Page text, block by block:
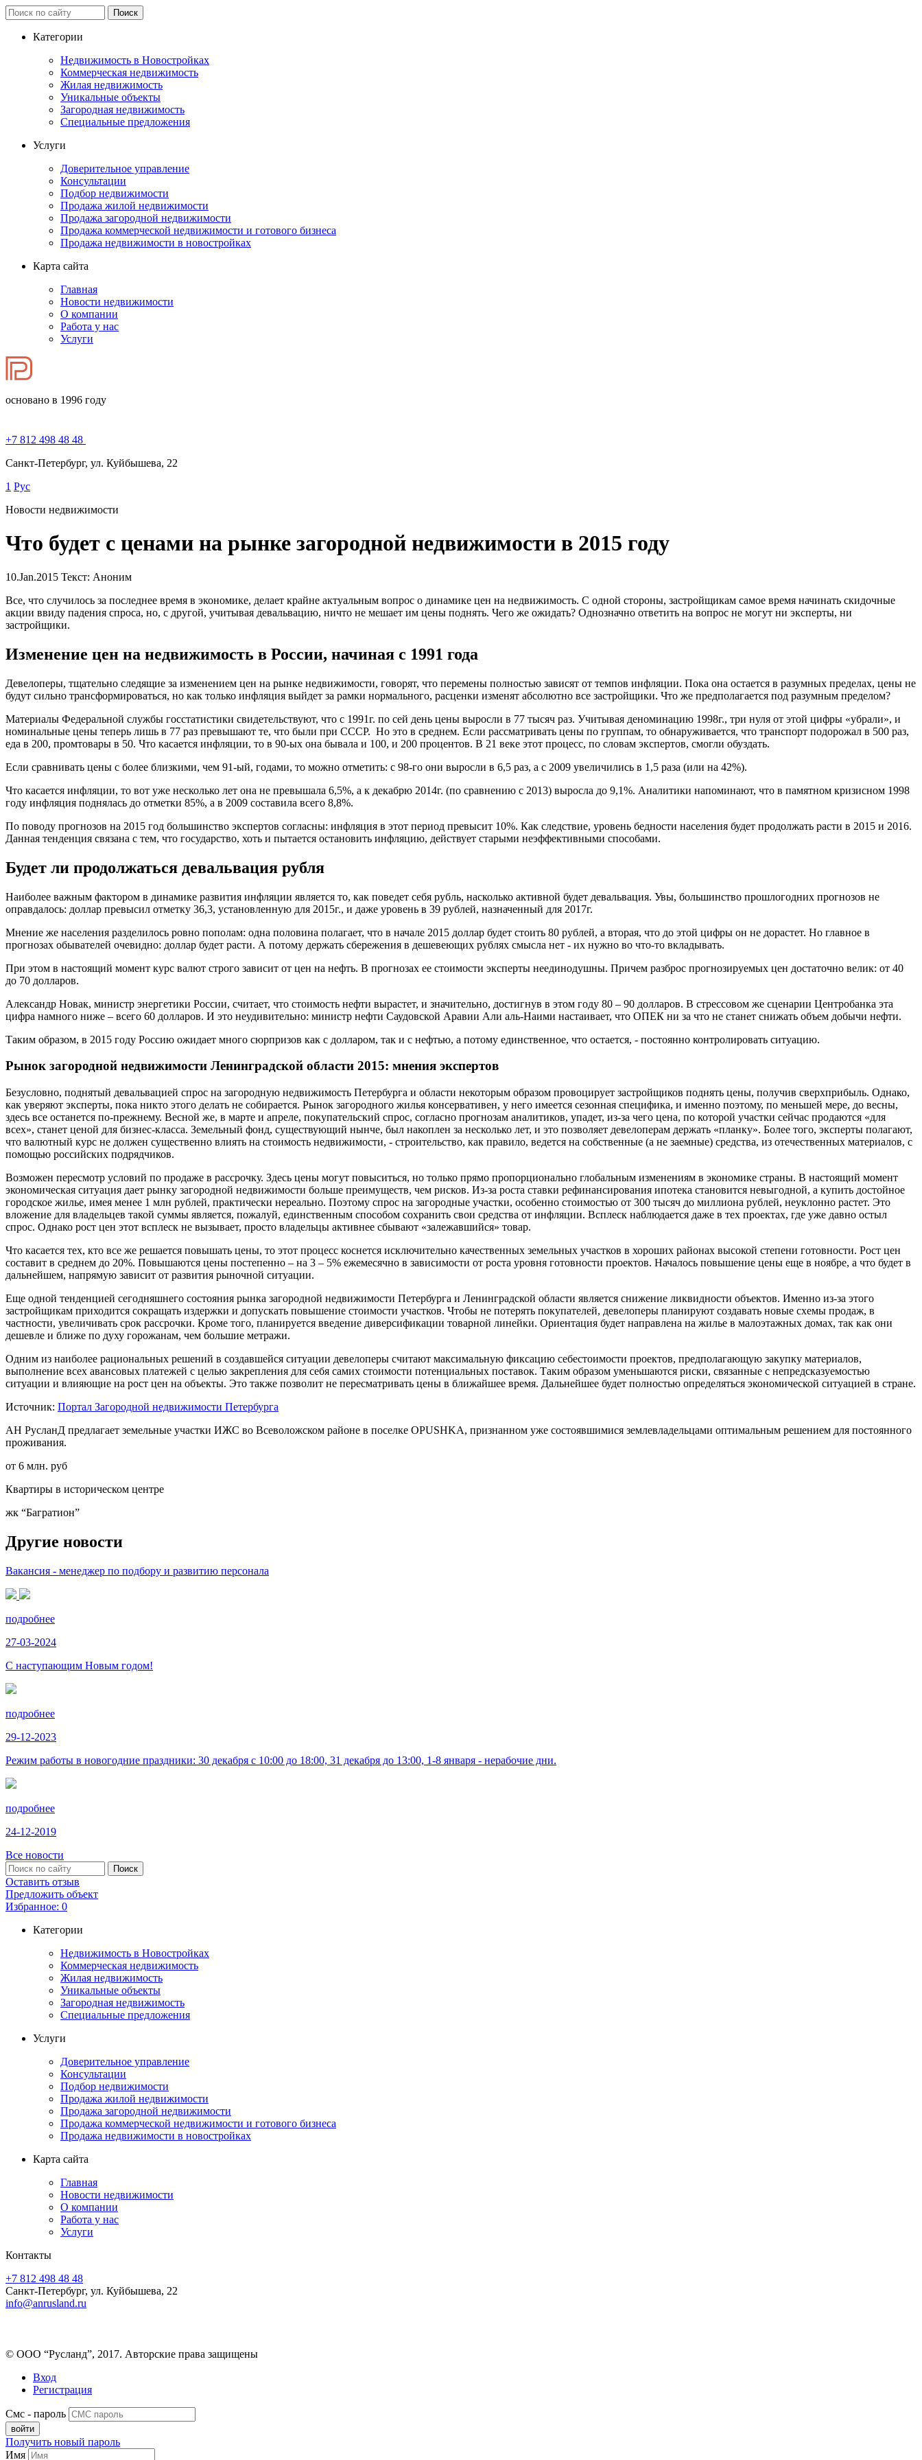
Категории
Недвижимость в Новостройках
Коммерческая недвижимость
Жилая недвижимость
Уникальные объекты
Загородная недвижимость
Специальные предложения
Услуги
Доверительное управление
Консультации
Подбор недвижимости
Продажа жилой недвижимости
Продажа загородной недвижимости
Продажа коммерческой недвижимости и готового бизнеса
Продажа недвижимости в новостройках
Карта сайта
Главная
Новости недвижимости
О компании
Работа у нас
Услуги
основано в 1996 году
+7 812 498 48 48
Санкт-Петербург, ул. Куйбышева, 22
1 Рус
Новости недвижимости
Что будет с ценами на рынке загородной недвижимости в 2015 году
10.Jan.2015 Текст: Аноним
Все, что случилось за последнее время в экономике, делает крайне актуальным вопрос о динамике цен на недвижимость. С одной стороны, застройщикам самое время начинать скидочные
акции ввиду падения спроса, но, с другой, учитывая девальвацию, ничто не мешает им цены поднять. Чего же ожидать? Однозначно ответить на вопрос не могут ни эксперты, ни
застройщики.
Изменение цен на недвижимость в России, начиная с 1991 года
Девелоперы, тщательно следящие за изменением цен на рынке недвижимости, говорят, что перемены полностью зависят от темпов инфляции. Пока она остается в разумных пределах, цены не
будут сильно трансформироваться, но как только инфляция выйдет за рамки нормального, расценки изменят абсолютно все застройщики. Что же предполагается под разумным пределом?
Материалы Федеральной службы госстатистики свидетельствуют, что с 1991г. по сей день цены выросли в 77 тысяч раз. Учитывая деноминацию 1998г., три нуля от этой цифры «убрали», и
номинальные цены теперь лишь в 77 раз превышают те, что были при СССР. Но это в среднем. Если рассматривать цены по группам, то обнаруживается, что транспорт подорожал в 500 раз,
еда в 200, промтовары в 50. Что касается инфляции, то в 90-ых она бывала и 100, и 200 процентов. В 21 веке этот процесс, по словам экспертов, смогли обуздать.
Если сравнивать цены с более близкими, чем 91-ый, годами, то можно отметить: с 98-го они выросли в 6,5 раз, а с 2009 увеличились в 1,5 раза (или на 42%).
Что касается инфляции, то вот уже несколько лет она не превышала 6,5%, а к декабрю 2014г. (по сравнению с 2013) выросла до 9,1%. Аналитики напоминают, что в памятном кризисном 1998
году инфляция поднялась до отметки 85%, а в 2009 составила всего 8,8%.
По поводу прогнозов на 2015 год большинство экспертов согласны: инфляция в этот период превысит 10%. Как следствие, уровень бедности населения будет продолжать расти в 2015 и 2016.
Данная тенденция связана с тем, что государство, хоть и пытается остановить инфляцию, действует старыми неэффективными способами.
Будет ли продолжаться девальвация рубля
Наиболее важным фактором в динамике развития инфляции является то, как поведет себя рубль, насколько активной будет девальвация. Увы, большинство прошлогодних прогнозов не
оправдалось: доллар превысил отметку 36,3, установленную для 2015г., и даже уровень в 39 рублей, назначенный для 2017г.
Мнение же населения разделилось ровно пополам: одна половина полагает, что в начале 2015 доллар будет стоить 80 рублей, а вторая, что до этой цифры он не дорастет. Но главное в
прогнозах обывателей очевидно: доллар будет расти. А потому держать сбережения в дешевеющих рублях смысла нет - их нужно во что-то вкладывать.
При этом в настоящий момент курс валют строго зависит от цен на нефть. В прогнозах ее стоимости эксперты неединодушны. Причем разброс прогнозируемых цен достаточно велик: от 40
до 70 долларов.
Александр Новак, министр энергетики России, считает, что стоимость нефти вырастет, и значительно, достигнув в этом году 80 – 90 долларов. В стрессовом же сценарии Центробанка эта
цифра намного ниже – всего 60 долларов. И это неудивительно: министр нефти Саудовской Аравии Али аль-Наими настаивает, что ОПЕК ни за что не станет снижать объем добычи нефти.
Таким образом, в 2015 году Россию ожидает много сюрпризов как с долларом, так и с нефтью, а потому единственное, что остается, - постоянно контролировать ситуацию.
Рынок загородной недвижимости Ленинградской области 2015: мнения экспертов
Безусловно, поднятый девальвацией спрос на загородную недвижимость Петербурга и области некоторым образом провоцирует застройщиков поднять цены, получив сверхприбыль. Однако,
как уверяют эксперты, пока никто этого делать не собирается. Рынок загородного жилья консервативен, у него имеется сезонная специфика, и именно поэтому, по меньшей мере, до весны,
здесь все останется по-прежнему. Весной же, в марте и апреле, покупательский спрос, согласно прогнозам аналитиков, упадет, из-за чего цена, по которой участки сейчас продаются «для
всех», станет ценой для бизнес-класса. Земельный фонд, существующий нынче, был накоплен за несколько лет, и это позволяет девелоперам держать «планку». Более того, эксперты полагают,
что валютный курс не должен существенно влиять на стоимость недвижимости, - строительство, как правило, ведется на собственные (а не заемные) средства, из отечественных материалов, с
помощью российских подрядчиков.
Возможен пересмотр условий по продаже в рассрочку. Здесь цены могут повыситься, но только прямо пропорционально глобальным изменениям в экономике страны. В настоящий момент
экономическая ситуация дает рынку загородной недвижимости больше преимуществ, чем рисков. Из-за роста ставки рефинансирования ипотека становится невыгодной, а купить достойное
городское жилье, имея менее 1 млн рублей, практически нереально. Поэтому спрос на загородные участки, особенно стоимостью от 300 тысяч до миллиона рублей, неуклонно растет. Это
вложение для владельцев такой суммы является, пожалуй, единственным способом сохранить свои средства от инфляции. Всплеск наблюдается даже в тех проектах, где уже давно остыл
спрос. Однако рост цен этот всплеск не вызывает, просто владельцы активнее сбывают «залежавшийся» товар.
Что касается тех, кто все же решается повышать цены, то этот процесс коснется исключительно качественных земельных участков в хороших районах высокой степени готовности. Рост цен
составит в среднем до 20%. Повышаются цены постепенно – на 3 – 5% ежемесячно в зависимости от роста уровня готовности проектов. Началось повышение цены еще в ноябре, а что будет в
дальнейшем, напрямую зависит от развития рыночной ситуации.
Еще одной тенденцией сегодняшнего состояния рынка загородной недвижимости Петербурга и Ленинградской области является снижение ликвидности объектов. Именно из-за этого
застройщикам приходится сокращать издержки и допускать повышение стоимости участков. Чтобы не потерять покупателей, девелоперы планируют создавать новые схемы продаж, в
частности, увеличивать срок рассрочки. Кроме того, планируется введение диверсификации товарной линейки. Ориентация будет направлена на жилье в малоэтажных домах, так как они
дешевле и ближе по духу горожанам, чем большие метражи.
Одним из наиболее рациональных решений в создавшейся ситуации девелоперы считают максимальную фиксацию себестоимости проектов, предполагающую закупку материалов,
выполнение всех авансовых платежей с целью закрепления для себя самих стоимости потенциальных поставок. Таким образом уменьшаются риски, связанные с непредсказуемостью
ситуации и влияющие на рост цен на объекты. Это также позволит не пересматривать цены в ближайшее время. Дальнейшее будет полностью определяться экономической ситуацией в стране.
Источник: Портал Загородной недвижимости Петербурга
АН РусланД предлагает земельные участки ИЖС во Всеволожском районе в поселке OPUSHKA, признанном уже состоявшимися землевладельцами оптимальным решением для постоянного
проживания.
от 6 млн. руб
Квартиры в историческом центре
жк “Багратион”
Другие новости
Вакансия - менеджер по подбору и развитию персонала
подробнее
27-03-2024
С наступающим Новым годом!
подробнее
29-12-2023
Режим работы в новогодние праздники: 30 декабря с 10:00 до 18:00, 31 декабря до 13:00, 1-8 января - нерабочие дни.
подробнее
24-12-2019
Все новости
Оставить отзыв
Предложить объект
Избранное: 0
Категории
Недвижимость в Новостройках
Коммерческая недвижимость
Жилая недвижимость
Уникальные объекты
Загородная недвижимость
Специальные предложения
Услуги
Доверительное управление
Консультации
Подбор недвижимости
Продажа жилой недвижимости
Продажа загородной недвижимости
Продажа коммерческой недвижимости и готового бизнеса
Продажа недвижимости в новостройках
Карта сайта
Главная
Новости недвижимости
О компании
Работа у нас
Услуги
Контакты
+7 812 498 48 48
Санкт-Петербург, ул. Куйбышева, 22
info@anrusland.ru
© ООО “Русланд”, 2017. Авторские права защищены
Вход
Регистрация
Смс - пароль
Получить новый пароль
Имя